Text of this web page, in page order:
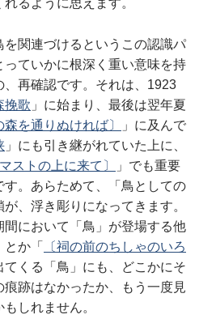
るように思えます。
関連づけるというこの認識パ
ていかに根深く重い意味を持
、再確認です。それは、1923
挽歌 」に始まり、最後は翌年夏
森を通りぬければ〕
」に及んで
」にも引き継がれていた上に、
ストの上に来て〕
」でも重要
。あらためて、「鳥としての
、浮き彫りになってきます。
において「鳥」が登場する他
とか「
〔祠の前のちしゃのいろ
てくる「鳥」にも、どこかにそ
跡はなかったか、もう一度見
しれません。